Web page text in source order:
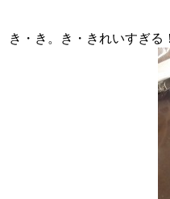
き・き。き・きれいすぎる！